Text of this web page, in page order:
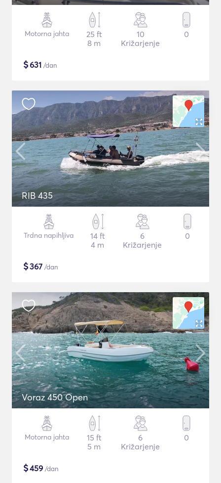
Motorna jahta
25 ft
8 m
10
Križarjenje
0
$631 /dan
RIB 435
Trdna napihljiva
14 ft
4 m
6
Križarjenje
0
$367 /dan
Voraz 450 Open
Motorna jahta
15 ft
5 m
6
Križarjenje
0
$459 /dan